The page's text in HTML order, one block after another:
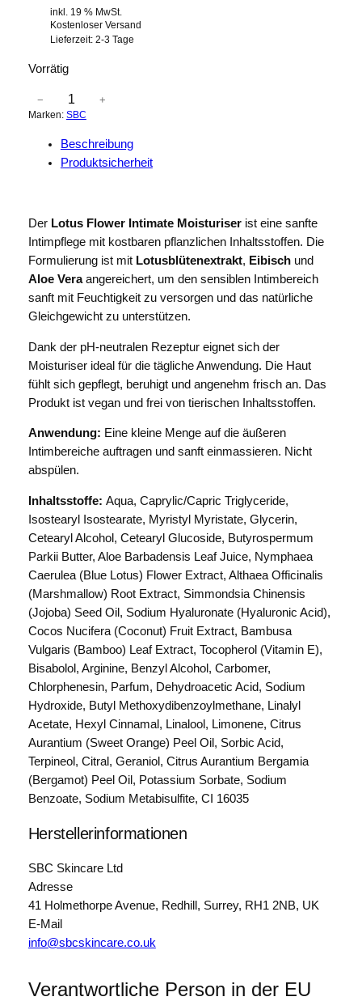
inkl. 19 % MwSt.
Kostenloser Versand
Lieferzeit: 2-3 Tage
Vorrätig
B
S
F
L
O
W
E
R
I
n
t
m
a
t
M
o
s
u
r
s
e
r
3
0
0
m
l
I
n
i
m
p
f
l
e
− +
Marken: SBC
Beschreibung
Produktsicherheit
Der Lotus Flower Intimate Moisturiserist eine sanfte
Intimpflege mit kostbaren pflanzlichen Inhaltsstoffen. Die
Formulierung ist mit Lotusblütenextrakt, Eibischund
Aloe Veraangereichert, um den sensiblen Intimbereich
sanft mit Feuchtigkeit zu versorgen und das natürliche
Gleichgewicht zu unterstützen.
Dank der pH-neutralen Rezeptur eignet sich der
Moisturiser ideal für die tägliche Anwendung. Die Haut
fühlt sich gepflegt, beruhigt und angenehm frisch an. Das
Produkt ist vegan und frei von tierischen Inhaltsstoffen.
Anwendung: Eine kleine Menge auf die äußeren
Intimbereiche auftragen und sanft einmassieren. Nicht
abspülen.
Inhaltsstoffe: Aqua, Caprylic/Capric Triglyceride,
Isostearyl Isostearate, Myristyl Myristate, Glycerin,
Cetearyl Alcohol, Cetearyl Glucoside, Butyrospermum
Parkii Butter, Aloe Barbadensis Leaf Juice, Nymphaea
Caerulea (Blue Lotus) Flower Extract, Althaea Officinalis
(Marshmallow) Root Extract, Simmondsia Chinensis
(Jojoba) Seed Oil, Sodium Hyaluronate (Hyaluronic Acid),
Cocos Nucifera (Coconut) Fruit Extract, Bambusa
Vulgaris (Bamboo) Leaf Extract, Tocopherol (Vitamin E),
Bisabolol, Arginine, Benzyl Alcohol, Carbomer,
Chlorphenesin, Parfum, Dehydroacetic Acid, Sodium
Hydroxide, Butyl Methoxydibenzoylmethane, Linalyl
Acetate, Hexyl Cinnamal, Linalool, Limonene, Citrus
Aurantium (Sweet Orange) Peel Oil, Sorbic Acid,
Terpineol, Citral, Geraniol, Citrus Aurantium Bergamia
(Bergamot) Peel Oil, Potassium Sorbate, Sodium
Benzoate, Sodium Metabisulfite, CI 16035
Herstellerinformationen
SBC Skincare Ltd
Adresse
41 Holmethorpe Avenue, Redhill, Surrey, RH1 2NB, UK
E-Mail
info@sbcskincare.co.uk
Verantwortliche Person in der EU